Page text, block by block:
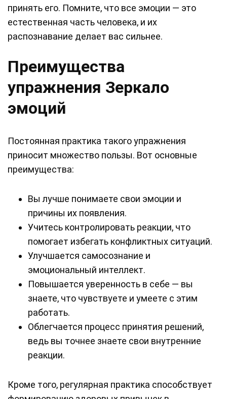
принять его. Помните, что все эмоции — это
естественная часть человека, и их
распознавание делает вас сильнее.
Преимущества
упражнения Зеркало
эмоций
Постоянная практика такого упражнения
приносит множество пользы. Вот основные
преимущества:
Вы лучше понимаете свои эмоции и
причины их появления.
Учитесь контролировать реакции, что
помогает избегать конфликтных ситуаций.
Улучшается самосознание и
эмоциональный интеллект.
Повышается уверенность в себе — вы
знаете, что чувствуете и умеете с этим
работать.
Облегчается процесс принятия решений,
ведь вы точнее знаете свои внутренние
реакции.
Кроме того, регулярная практика способствует